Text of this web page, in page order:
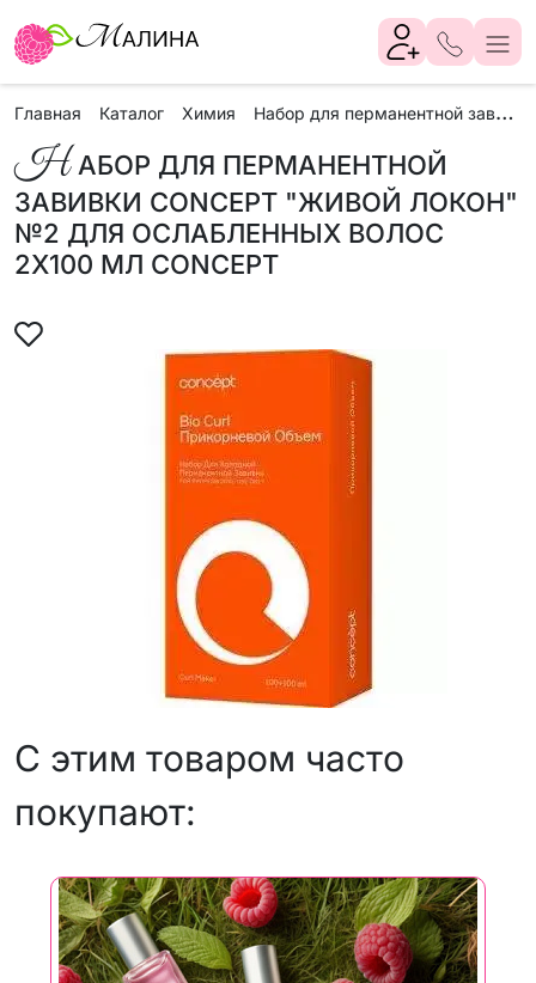
Главная Каталог Химия Н
абор для перманентной завивки CONCEPT "Живой локон" №2 для ослабленных волос 2х100 мл Concept
Н АБОР ДЛЯ ПЕРМАНЕНТНОЙ
ЗАВИВКИ CONCEPT "ЖИВОЙ ЛОКОН"
№2 ДЛЯ ОСЛАБЛЕННЫХ ВОЛОС
2Х100 МЛ CONCEPT
С этим товаром часто
покупают: